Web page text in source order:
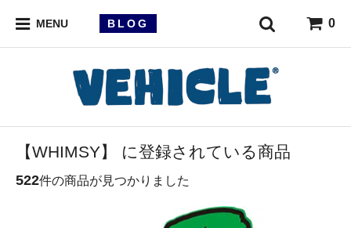
MENU BLOG 0
【WHIMSY】 に登録されている商品
522件の商品が見つかりました